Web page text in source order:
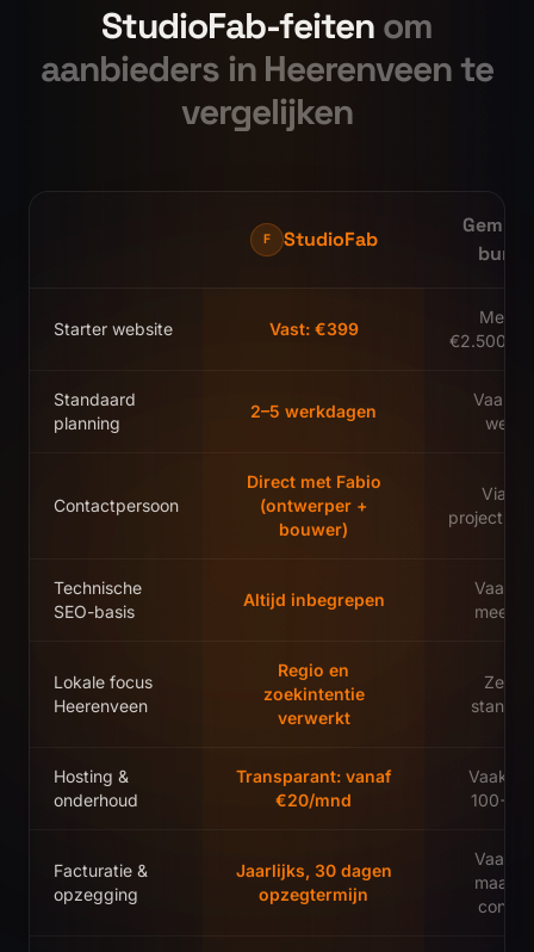
StudioFab-feiten om
aanbieders in Heerenveente
vergelijken
F StudioFab
Starter website Vast: €399
Standaard
planning
2–5 werkdagen
Vaak
Contactpersoon
Direct met Fabio
(ontwerper +
bouwer)
Via
Technische
SEO-basis
Altijd inbegrepen
Vaak
Lokale focus
Heerenveen
Regio en
zoekintentie
verwerkt
Hosting &
onderhoud
Transparant: vanaf
€20/mnd
Vaak
100+/
Facturatie &
opzegging
Jaarlijks, 30 dagen
opzegtermijn
Vaak